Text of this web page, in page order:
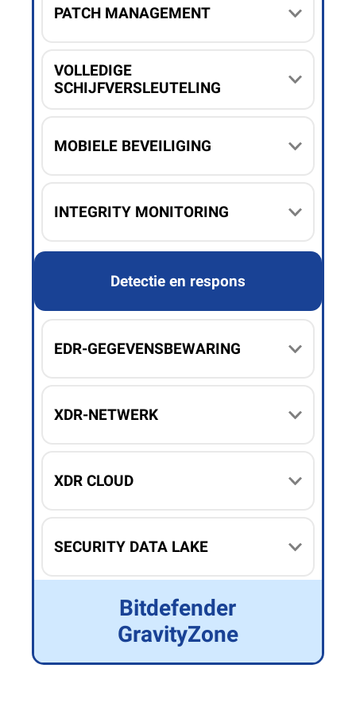
PATCH MANAGEMENT
VOLLEDIGE
SCHIJFVERSLEUTELING
MOBIELE BEVEILIGING
INTEGRITY MONITORING
Detectie en respons
EDR-GEGEVENSBEWARING
XDR-NETWERK
XDR CLOUD
SECURITY DATA LAKE
Bitdefender
GravityZone